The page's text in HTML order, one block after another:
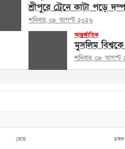
শ্রীপুরে ট্রেনে কাটা পড়ে
শনিবার, ০৮ আগস্ট ২০২৬
আন্তর্জাতিক
মুসলিম
শনিবার, ০৮ আগস্ট
সোম মঙ্গল